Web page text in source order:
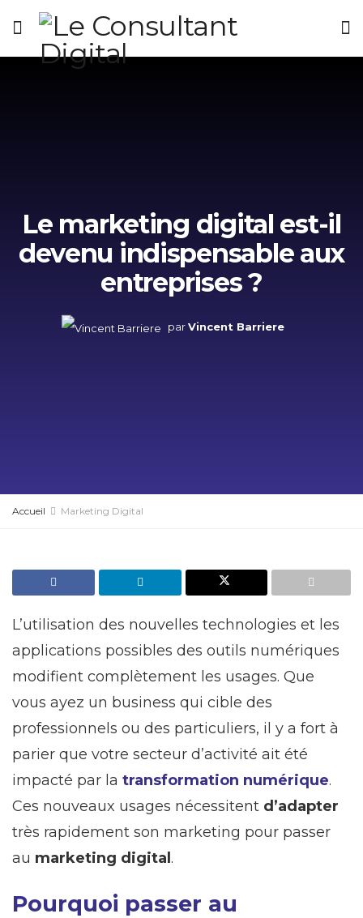
Le marketing digital est-il
devenu indispensable aux
entreprises ?
par Vincent Barriere
Accueil Marketing Digital
L’utilisation des nouvelles technologies et les
applications possibles des outils numériques
modifient complètement les usages. Que
vous ayez un business qui cible des
professionnels ou des particuliers, il y a fort à
parier que votre secteur d’activité ait été
impacté par la transformation numérique.
Ces nouveaux usages nécessitent d’adapter
très rapidement son marketing pour passer
au marketing digital .
Pourquoi passer au